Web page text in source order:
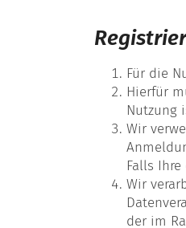
Für die
Hierfür
Nutzung
Wir
Falls
Wir
der im